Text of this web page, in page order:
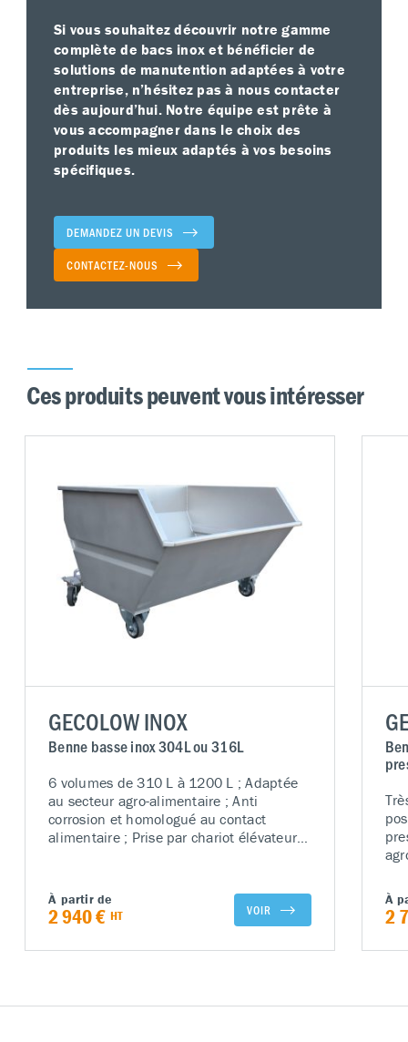
Si vous souhaitez découvrir notre gamme
complète de bacs inox et bénéficier de
solutions de manutention adaptées à votre
entreprise, n’hésitez pas à nous contacter
dès aujourd’hui. Notre équipe est prête à
vous accompagner dans le choix des
produits les mieux adaptés à vos besoins
spécifiques.
DEMANDEZ UN DEVIS
CONTACTEZ-NOUS
Ces produits peuvent vous intéresser
GECOLOW INOX
Benne basse inox 304L ou 316L
6 volumes de 310 L à 1200 L ; Adaptée
au secteur agro-alimentaire ; Anti
corrosion et homologué au contact
alimentaire ; Prise par chariot élévateur
: Verrouillage Sécuritaire Automatique –
Exclusivité GECO ; Bord extérieur 3 plis
anti coupure et robustesse de la cuve ;
Cuve et châssis conçus de façon robuste
À partir de
2 940 € HT VOIR
À
2